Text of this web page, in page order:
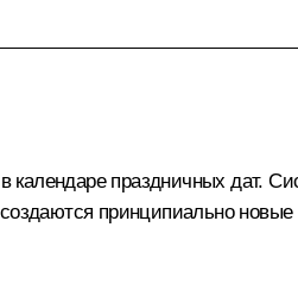
календаре праздничных дат.
принципиально